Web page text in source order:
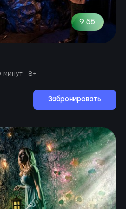
9.55
минут · 8+
Забронировать